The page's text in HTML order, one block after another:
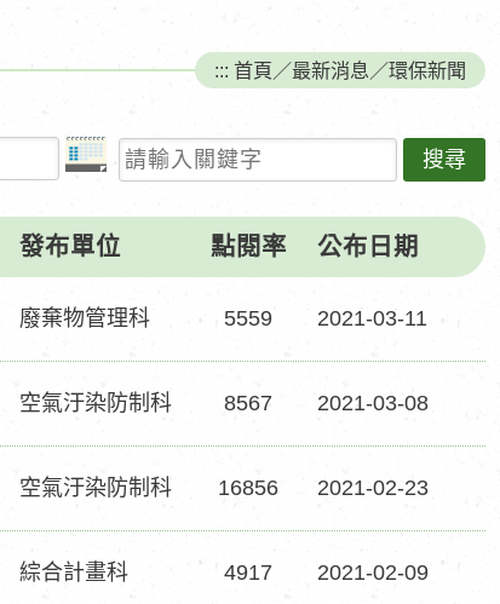
::: 首頁 ／最新消息 ／環保新聞
請輸入關鍵字
發布單位 點閱率 公布日期
廢棄物管理科 5559 2021-03-11
空氣汙染防制科 8567 2021-03-08
空氣汙染防制科 16856 2021-02-23
綜合計畫科 4917 2021-02-09